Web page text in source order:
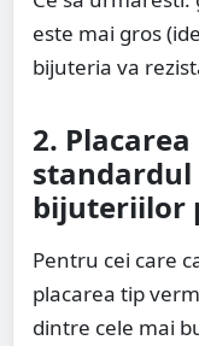
este mai gros
bijuteria va
2.
bijuteriilor
Pentru cei care
placarea tip
dintre cele mai